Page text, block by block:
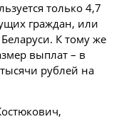
только 4,7
граждан, или
К тому же
выплат – в
рублей на